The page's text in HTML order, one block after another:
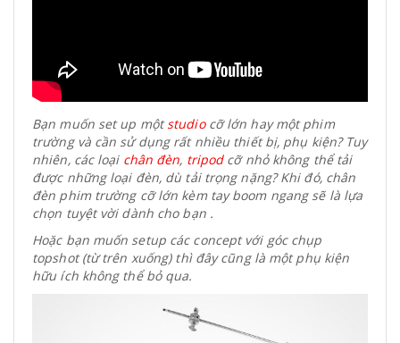
Bạn muốn set up mộtstudiocỡ lớn hay một phim
trường và cần sử dụng rất nhiều thiết bị, phụ kiện? Tuy
nhiên, các loại chân đèn, tripodcỡ nhỏ không thể tải
được những loại đèn, dù tải trọng nặng? Khi đó, chân
đèn phim trường cỡ lớn kèm tay boom ngang sẽ là lựa
chọn tuyệt vời dành cho bạn .
Hoặc bạn muốn setup các concept với góc chụp
topshot (từ trên xuống) thì đây cũng là một phụ kiện
hữu ích không thể bỏ qua.